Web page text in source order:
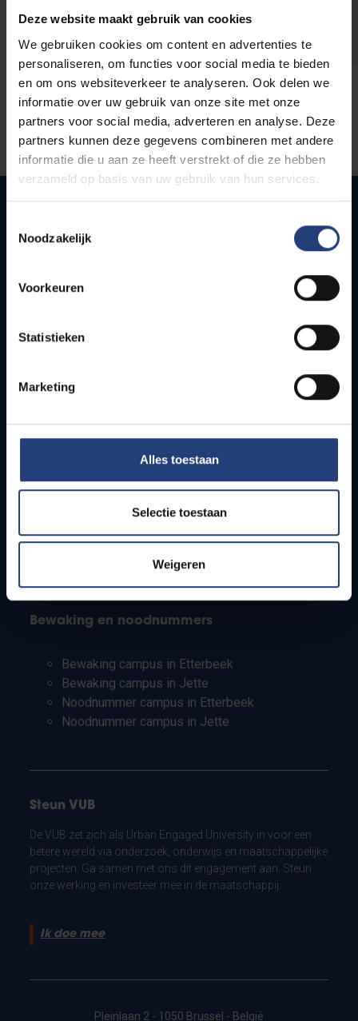
Deze website maakt gebruik van cookies
We gebruiken cookies om content en advertenties te
personaliseren, om functies voor social media te bieden
en om ons websiteverkeer te analyseren. Ook delen we
informatie over uw gebruik van onze site met onze
partners voor social media, adverteren en analyse. Deze
partners kunnen deze gegevens combineren met andere
informatie die u aan ze heeft verstrekt of die ze hebben
verzameld op basis van uw gebruik van hun services.
Noodzakelijk
Voorkeuren
Statistieken
Marketing
Alles toestaan
Selectie toestaan
Weigeren
Snel naar
Bereikbaarheid
Studenten
PhD-studenten
Leerkrachten en secundaire scholen
Bewaking en noodnummers
Bewaking campus in Etterbeek
Bewaking campus in Jette
Noodnummer campus in Etterbeek
Noodnummer campus in Jette
Steun VUB
De VUB zet zich als Urban Engaged University in voor een
betere wereld via onderzoek, onderwijs en maatschappelijke
projecten. Ga samen met ons dit engagement aan. Steun
onze werking en investeer mee in de maatschappij.
Ik doe mee
Pleinlaan 2 - 1050 Brussel - België